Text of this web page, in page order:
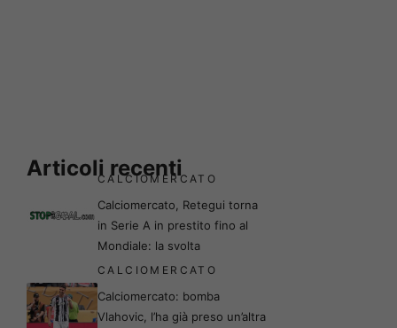
Articoli recenti
CALCIOMERCATO
Calciomercato, Retegui torna
in Serie A in prestito fino al
Mondiale: la svolta
CALCIOMERCATO
Calciomercato: bomba
Vlahovic, l’ha già preso un’altra